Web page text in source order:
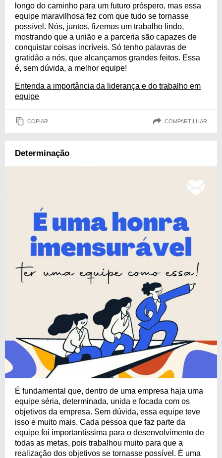
longo do caminho para um futuro próspero, mas essa
equipe maravilhosa fez com que tudo se tornasse
possível. Nós, juntos, fizemos um trabalho lindo,
mostrando que a união e a parceria são capazes de
conquistar coisas incríveis. Só tenho palavras de
gratidão a nós, que alcançamos grandes feitos. Essa
é, sem dúvida, a melhor equipe!
Entenda a importância da liderança e do trabalho em
equipe
COPIAR COMPARTILHAR
Determinação
É fundamental que, dentro de uma empresa haja uma
equipe séria, determinada, unida e focada com os
objetivos da empresa. Sem dúvida, essa equipe teve
isso e muito mais. Cada pessoa que faz parte da
equipe foi importantíssima para o desenvolvimento de
todas as metas, pois trabalhou muito para que a
realização dos objetivos se tornasse possível. É uma